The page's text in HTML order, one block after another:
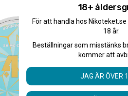
18+
För att handla hos
18 år.
Beställningar som misstänks
kommer att
JAG ÄR ÖVER